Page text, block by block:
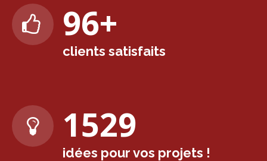
98+
clients satisfaits
1571
idées pour vos projets !